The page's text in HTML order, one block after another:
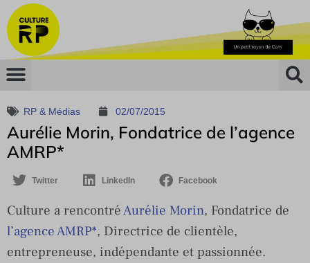
RP & Médias 02/07/2015
Aurélie Morin, Fondatrice de l’agence
AMRP*
Twitter LinkedIn Facebook
Culture a rencontréAurélie Morin, Fondatrice de
l’agence AMRP*, Directrice de clientèle,
entrepreneuse, indépendante et passionnée.